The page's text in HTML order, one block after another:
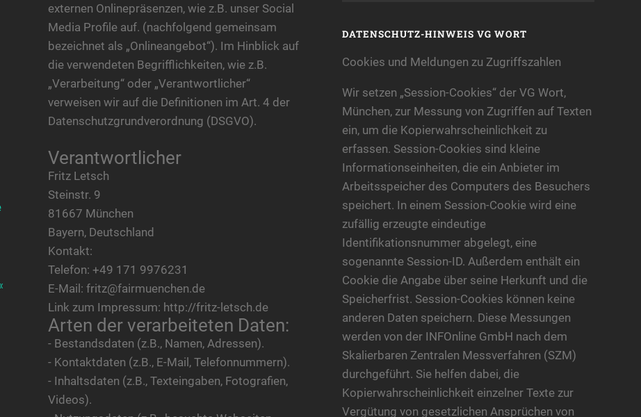
externen Onlinepräsenzen, wie z.B. unser Social
Media Profile auf. (nachfolgend gemeinsam
bezeichnet als „Onlineangebot“). Im Hinblick auf
die verwendeten Begrifflichkeiten, wie z.B.
„Verarbeitung“ oder „Verantwortlicher“
verweisen wir auf die Definitionen im Art. 4 der
Datenschutzgrundverordnung (DSGVO).
Verantwortlicher
Fritz Letsch
Steinstr. 9
81667 München
Bayern, Deutschland
Kontakt:
Telefon: +49 171 9976231
E-Mail: fritz@fairmuenchen.de
Link zum Impressum: http://fritz-letsch.de
Arten der verarbeiteten Daten:
- Bestandsdaten (z.B., Namen, Adressen).
- Kontaktdaten (z.B., E-Mail, Telefonnummern).
- Inhaltsdaten (z.B., Texteingaben, Fotografien,
Videos).
DATENSCHUTZ-HINWEIS VG WORT
Cookies und Meldungen zu Zugriffszahlen
Wir setzen „Session-Cookies“ der VG Wort,
München, zur Messung von Zugriffen auf Texten
ein, um die Kopierwahrscheinlichkeit zu
erfassen. Session-Cookies sind kleine
Informationseinheiten, die ein Anbieter im
Arbeitsspeicher des Computers des Besuchers
speichert. In einem Session-Cookie wird eine
zufällig erzeugte eindeutige
Identifikationsnummer abgelegt, eine
sogenannte Session-ID. Außerdem enthält ein
Cookie die Angabe über seine Herkunft und die
Speicherfrist. Session-Cookies können keine
anderen Daten speichern. Diese Messungen
werden von der INFOnline GmbH nach dem
Skalierbaren Zentralen Messverfahren (SZM)
durchgeführt. Sie helfen dabei, die
Kopierwahrscheinlichkeit einzelner Texte zur
Vergütung von gesetzlichen Ansprüchen von